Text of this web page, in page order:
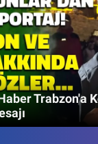
Trabzon'a